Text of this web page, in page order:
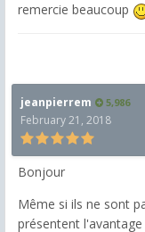
remercie beaucoup
jeanpierrem 5,986
February 21, 2018
Bonjour
Même si ils ne sont
présentent